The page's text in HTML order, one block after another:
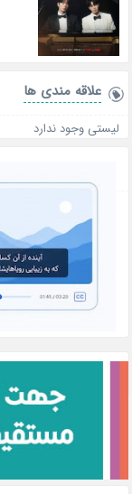
علاقه‌ مندی ها
لیستی وجود ندارد